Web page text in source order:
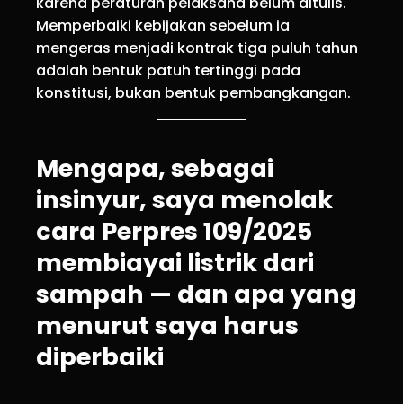
Memperbaiki kebijakan sebelum ia
mengeras menjadi kontrak tiga puluh tahun
adalah bentuk patuh tertinggi pada
konstitusi, bukan bentuk pembangkangan.
Mengapa, sebagai
insinyur, saya menolak
cara Perpres 109/2025
membiayai listrik dari
sampah — dan apa yang
menurut saya harus
diperbaiki